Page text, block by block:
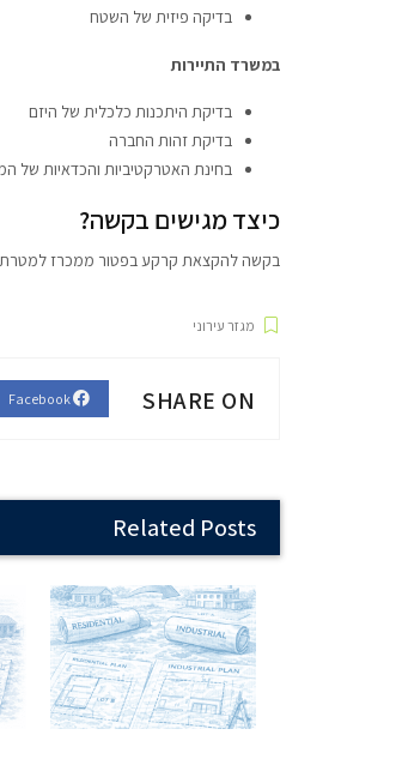
בדיקה פיזית של השטח
במשרד התיירות
בדיקת היתכנות כלכלית של היזם
בדיקת זהות החברה
בחינת האטרקטיביות והכדאיות של
כיצד מגישים בקשה?
בקשה להקצאת קרקע בפטור ממכרז למטרת
מגזר עירוני
SHARE ON
Related Posts